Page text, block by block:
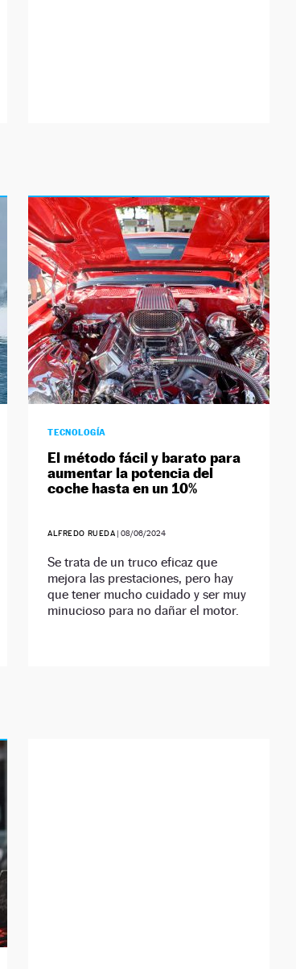
TECNOLOGÍA
El método fácil y barato para
aumentar la potencia del
coche hasta en un 10%
ALFREDO RUEDA |08/06/2024
Se trata de un truco eficaz que
mejora las prestaciones, pero hay
que tener mucho cuidado y ser muy
minucioso para no dañar el motor.